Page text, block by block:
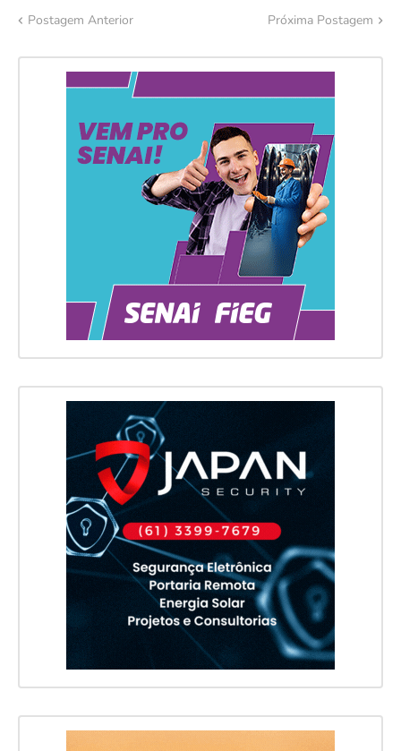
Postagem Anterior Próxima Postagem